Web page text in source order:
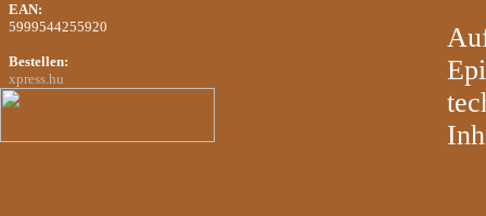
EAN:
5999544255920
Bestellen:
xpress.hu